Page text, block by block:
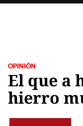
OPINIÓN
El que a
hierro